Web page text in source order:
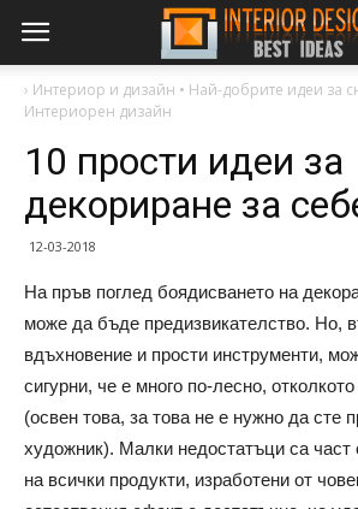
› Интериор и дизайн • Най-добрите идеи за
Интериорен дизайн
10 прости идеи за
декориране за
12-03-2018
На пръв поглед боядисването на
може да бъде предизвикателство. Но,
вдъхновение и прости инструменти,
сигурни, че е много по-лесно,
(освен това, за това не е нужно да сте
художник). Малки недостатъци са част
на всички продукти, изработени от